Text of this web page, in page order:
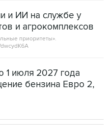
и ИИ на службе у
и агрокомплексов
приоритеты».
июля 2027 года
бензина Евро 2,